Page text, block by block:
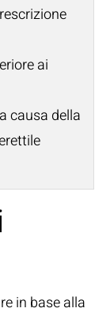
ai
causa della
in base alla